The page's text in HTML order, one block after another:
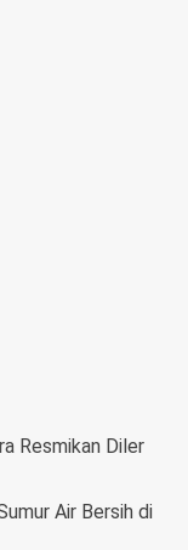
Resmikan Diler
Air Bersih di